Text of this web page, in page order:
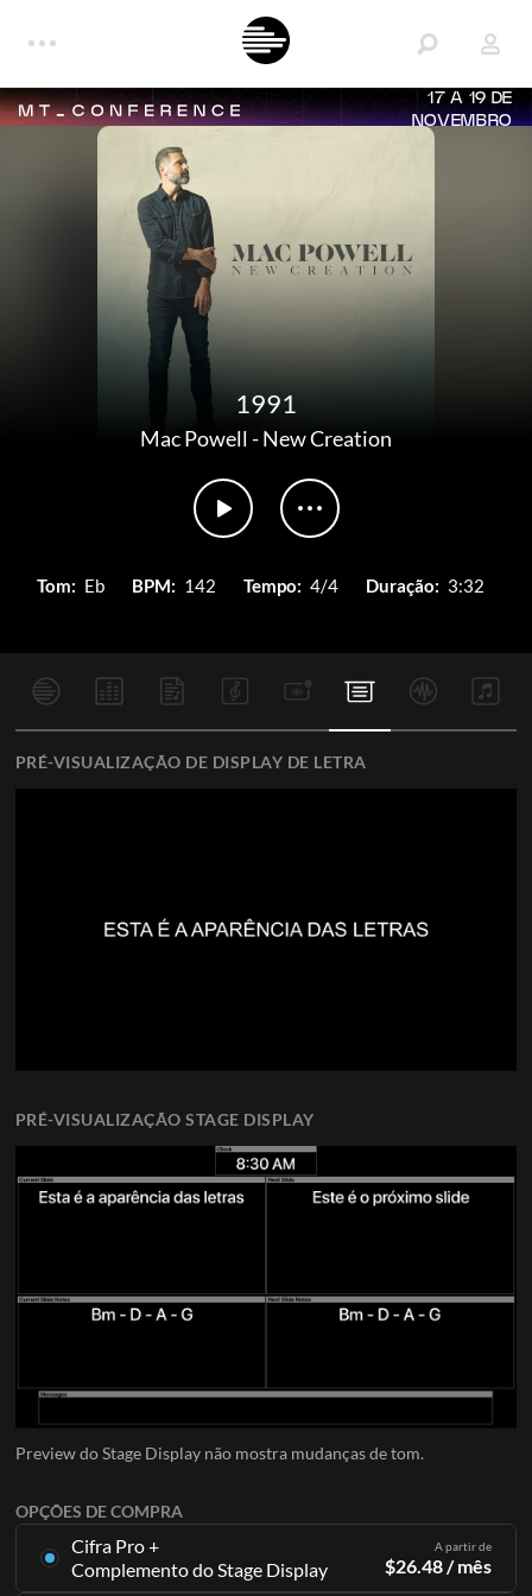
17 A 19 DE
NOVEMBRO
1991
Mac Powell -New Creation
Tom: Eb BPM: 142 Tempo: 4/4 Duração: 3:32
OPÇÕES DE COMPRA
Cifra Pro +
Complemento do Stage Display
A partir de
$26.48/ mês
PRÉ-VISUALIZAÇÃO DE DISPLAY DE LETRA
PRÉ-VISUALIZAÇÃO STAGE DISPLAY
Preview do Stage Display não mostra mudanças de tom.